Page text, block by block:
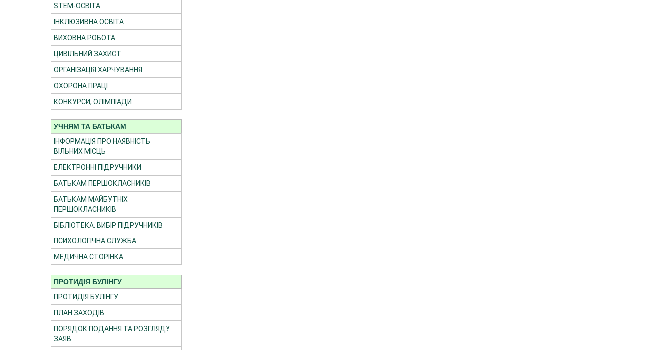
STEM-ОСВІТА
ІНКЛЮЗИВНА ОСВІТА
ВИХОВНА РОБОТА
ЦИВІЛЬНИЙ ЗАХИСТ
ОРГАНІЗАЦІЯ ХАРЧУВАННЯ
ОХОРОНА ПРАЦІ
КОНКУРСИ, ОЛІМПІАДИ
УЧНЯМ ТА БАТЬКАМ
ІНФОРМАЦІЯ ПРО НАЯВНІСТЬ
ВІЛЬНИХ МІСЦЬ
ЕЛЕКТРОННІ ПІДРУЧНИКИ
БАТЬКАМ ПЕРШОКЛАСНИКІВ
БАТЬКАМ МАЙБУТНІХ
ПЕРШОКЛАСНИКІВ
БІБЛІОТЕКА. ВИБІР ПІДРУЧНИКІВ
ПСИХОЛОГІЧНА СЛУЖБА
МЕДИЧНА СТОРІНКА
ПРОТИДІЯ БУЛІНГУ
ПРОТИДІЯ БУЛІНГУ
ПЛАН ЗАХОДІВ
ПОРЯДОК ПОДАННЯ ТА РОЗГЛЯДУ
ЗАЯВ